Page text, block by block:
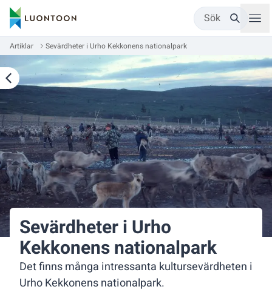
Sök
Artiklar Sevärdheter i Urho Kekkonens nationalpark
Sevärdheter i Urho
Kekkonens nationalpark
Det finns många intressanta kultursevärdheten i
Urho Kekkonens nationalpark.